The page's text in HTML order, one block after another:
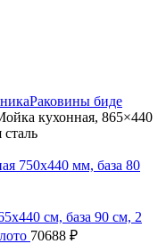
Раковины биде
кухонная, 865×440
750х440 мм, база 80
см, база 90 см, 2
70688 ₽